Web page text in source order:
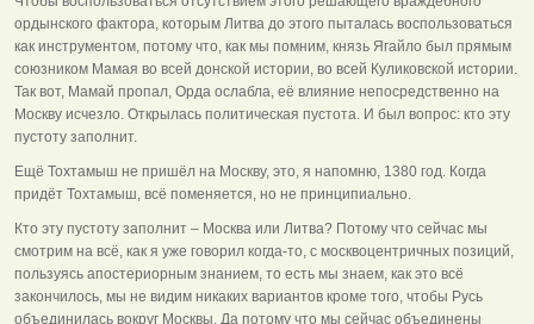
ордынского фактора, которым Литва до этого пыталась воспользоваться
как инструментом, потому что, как мы помним, князь Ягайло был прямым
союзником Мамая во всей донской истории, во всей Куликовской истории.
Так вот, Мамай пропал, Орда ослабла, её влияние непосредственно на
Москву исчезло. Открылась политическая пустота. И был вопрос: кто эту
пустоту заполнит.
Ещё Тохтамыш не пришёл на Москву, это, я напомню, 1380 год. Когда
придёт Тохтамыш, всё поменяется, но не принципиально.
Кто эту пустоту заполнит – Москва или Литва? Потому что сейчас мы
смотрим на всё, как я уже говорил когда-то, с москвоцентричных позиций,
пользуясь апостериорным знанием, то есть мы знаем, как это всё
закончилось, мы не видим никаких вариантов кроме того, чтобы Русь
объединилась вокруг Москвы. Да потому что мы сейчас объединены